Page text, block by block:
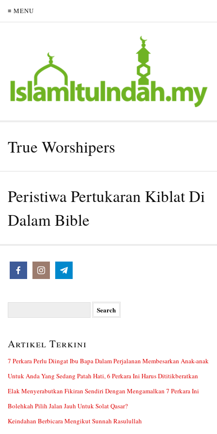
≡ MENU
True Worshipers
Peristiwa Pertukaran Kiblat Di
Dalam Bible
Artikel Terkini
7 Perkara Perlu Diingat Ibu Bapa Dalam Perjalanan Membesarkan Anak-anak
Untuk Anda Yang Sedang Patah Hati, 6 Perkara Ini Harus Dititikberatkan
Elak Menyerabutkan Fikiran Sendiri Dengan Mengamalkan 7 Perkara Ini
Bolehkah Pilih Jalan Jauh Untuk Solat Qasar?
Keindahan Berbicara Mengikut Sunnah Rasulullah